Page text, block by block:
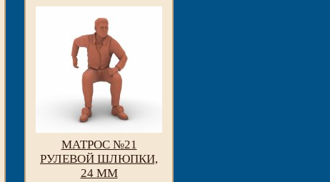
МАТРОС №21
РУЛЕВОЙ ШЛЮПКИ,
24 ММ